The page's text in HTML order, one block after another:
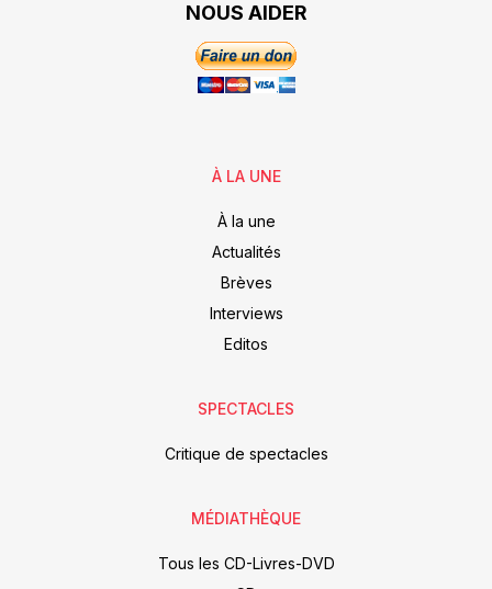
NOUS AIDER
À LA UNE
À la une
Actualités
Brèves
Interviews
Editos
SPECTACLES
Critique de spectacles
MÉDIATHÈQUE
Tous les CD-Livres-DVD